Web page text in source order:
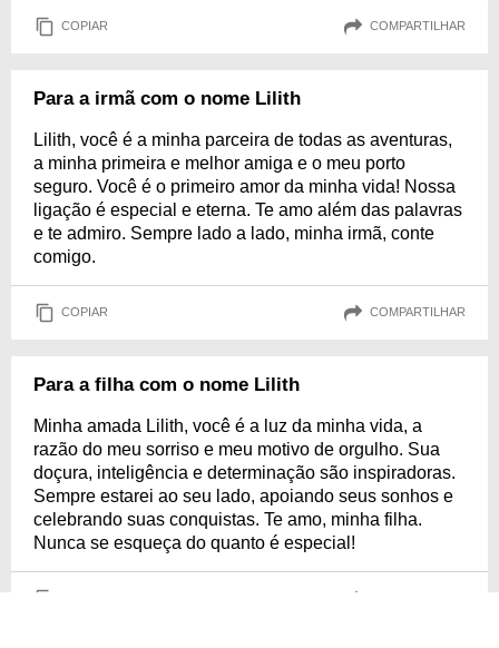
COPIAR COMPARTILHAR
Para a irmã com o nome Lilith
Lilith, você é a minha parceira de todas as aventuras,
a minha primeira e melhor amiga e o meu porto
seguro. Você é o primeiro amor da minha vida! Nossa
ligação é especial e eterna. Te amo além das palavras
e te admiro. Sempre lado a lado, minha irmã, conte
comigo.
COPIAR COMPARTILHAR
Para a filha com o nome Lilith
Minha amada Lilith, você é a luz da minha vida, a
razão do meu sorriso e meu motivo de orgulho. Sua
doçura, inteligência e determinação são inspiradoras.
Sempre estarei ao seu lado, apoiando seus sonhos e
celebrando suas conquistas. Te amo, minha filha.
Nunca se esqueça do quanto é especial!